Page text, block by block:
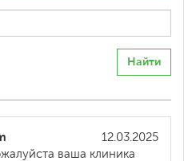
Найти
12.03.2025
ваша клиника